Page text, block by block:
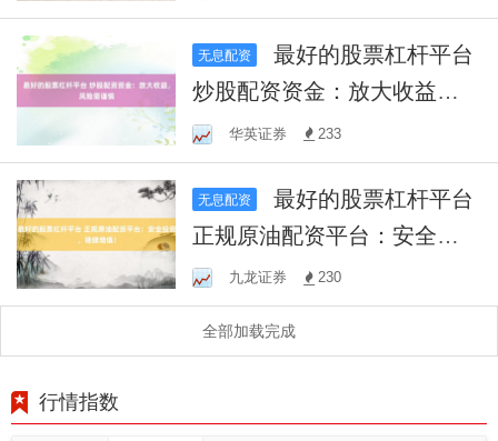
无息配资
最好的股票杠杆平台
炒股配资资金：放大收益，
风险需谨慎
华英证券 233
无息配资
最好的股票杠杆平台
正规原油配资平台：安全投
资，稳健增值！
九龙证券 230
全部加载完成
行情指数